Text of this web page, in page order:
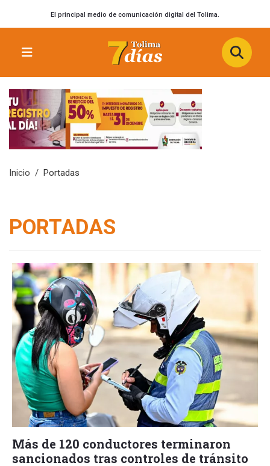
El principal medio de comunicación digital del Tolima.
Inicio Portadas
PORTADAS
Más de 120 conductores terminaron
sancionados tras controles de tránsito